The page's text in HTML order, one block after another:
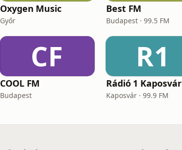
Oxygen Music
Győr
Best FM
Budapest · 99.5 FM
CF
COOL FM
Budapest
R1
Rádió 1 Kaposvár
Kaposvár · 99.9 FM